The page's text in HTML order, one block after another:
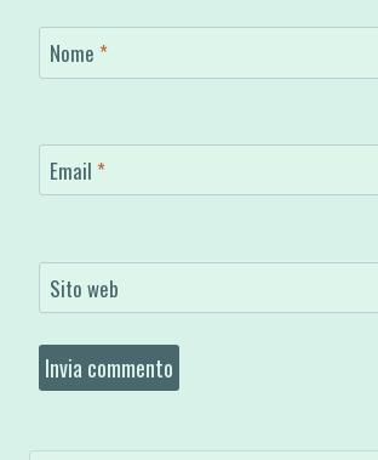
Nome *
Email *
Sito web